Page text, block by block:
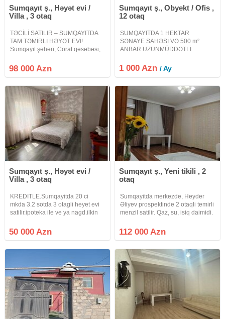
Sumqayıt ş., Həyət evi /
Villa , 3 otaq
TƏCİLİ SATILIR – SUMQAYITDA
TAM TƏMİRLİ HƏYƏT EVİ!
Sumqayıt şəhəri, Corat qəsəbəsi,
üzərində, Şəhid Bulağının yanında
yerləşən tam təmirli həyət evi
98 000 Azn
Sumqayıt ş., Obyekt / Ofis ,
12 otaq
SUMQAYITDA 1 HEKTAR
SƏNAYE SAHƏSİ VƏ 500 m²
ANBAR UZUNMÜDDƏTLİ
şəhəri, Şüşə Zavodu
istiqamətində, TIR və ağır
ərazidə 1 hektar torpaq sahəsi və
500 m² qapalı
1 000 Azn/ Ay
Sumqayıt ş., Həyət evi /
Villa , 3 otaq
KREDITLE.Sumqayitda 20 ci
mkda 3.2 sotda 3 otagli heyet evi
satilir.ipoteka ile ve ya nagd.ilkin
manat.evde kamera sistemi
var.heyetinde agaclari.sanuzer
50 000 Azn
Sumqayıt ş., Yeni tikili , 2
otaq
Sumqayitda merkezde, Heyder
Əliyev prospektinde 2 otaqli temirli
menzil satilir. Qaz, su, isiq daimidi.
ayridi. Esyali. Senedi Kupca. 12
mertebeli binanin 7 ci mertebesi.
112 000 Azn